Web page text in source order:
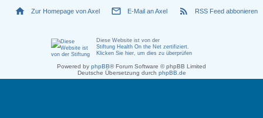
home Zur Homepage von Axel mail_outline E-Mail an Axel rss_feed RSS Feed abbonieren
Diese Website ist von der
Stiftung Health On the Net zertifiziert.
Klicken Sie hier, um dies zu überprüfen
Powered by phpBB® Forum Software © phpBB Limited
Deutsche Übersetzung durch phpBB.de